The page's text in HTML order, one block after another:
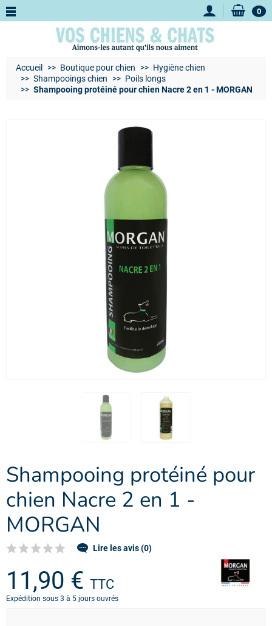
0
Accueil Boutique pour chien
Hygiène chien
Shampooings chien
Poils longs
Shampooing protéiné pour chien Nacre 2 en 1 - MORGAN
Shampooing protéiné pour
chien Nacre 2 en 1 -
MORGAN
Lire les avis (0)
11,90 € TTC
Expédition sous 3 à 5 jours ouvrés